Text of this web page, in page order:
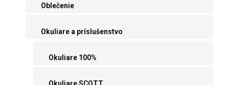
Oblečenie
Okuliare a príslušenstvo
Okuliare 100%
Okuliare SCOTT